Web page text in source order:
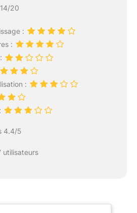
20
:
:
:
4.4/5
utilisateurs